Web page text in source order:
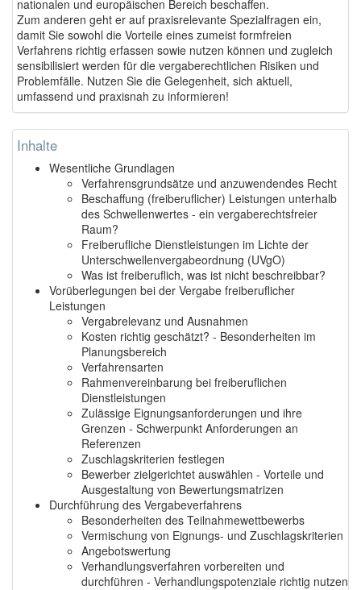
nationalen und europäischen Bereich beschaffen.
Zum anderen geht er auf praxisrelevante Spezialfragen ein,
damit Sie sowohl die Vorteile eines zumeist formfreien
Verfahrens richtig erfassen sowie nutzen können und zugleich
sensibilisiert werden für die vergaberechtlichen Risiken und
Problemfälle. Nutzen Sie die Gelegenheit, sich aktuell,
umfassend und praxisnah zu informieren!
Inhalte
Wesentliche Grundlagen
Verfahrensgrundsätze und anzuwendendes Recht
Beschaffung (freiberuflicher) Leistungen unterhalb
des Schwellenwertes - ein vergaberechtsfreier
Raum?
Freiberufliche Dienstleistungen im Lichte der
Unterschwellenvergabeordnung (UVgO)
Was ist freiberuflich, was ist nicht beschreibbar?
Vorüberlegungen bei der Vergabe freiberuflicher
Leistungen
Vergabrelevanz und Ausnahmen
Kosten richtig geschätzt? - Besonderheiten im
Planungsbereich
Verfahrensarten
Rahmenvereinbarung bei freiberuflichen
Dienstleistungen
Zulässige Eignungsanforderungen und ihre
Grenzen - Schwerpunkt Anforderungen an
Referenzen
Zuschlagskriterien festlegen
Bewerber zielgerichtet auswählen - Vorteile und
Ausgestaltung von Bewertungsmatrizen
Durchführung des Vergabeverfahrens
Besonderheiten des Teilnahmewettbewerbs
Vermischung von Eignungs- und Zuschlagskriterien
Angebotswertung
Verhandlungsverfahren vorbereiten und
durchführen - Verhandlungspotenziale richtig nutzen